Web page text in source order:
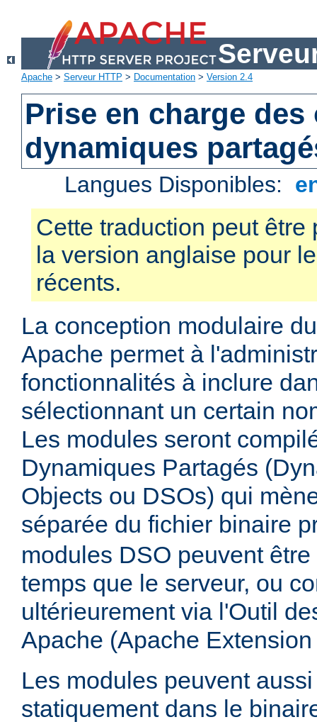
Apache > Serveur HTTP > Documentation > Version 2.4
Prise en charge des
dynamiques
Langues Disponibles:
Cette traduction peut être
la version anglaise pour
récents.
La conception modulaire
Apache permet à
fonctionnalités à inclure
sélectionnant un certain
Les modules seront
Dynamiques Partagés
Objects ou DSOs) qui
séparée du fichier binaire
modules DSO peuvent
temps que le serveur, ou
ultérieurement via l'Outil
Apache (Apache
Les modules peuvent
statiquement dans le